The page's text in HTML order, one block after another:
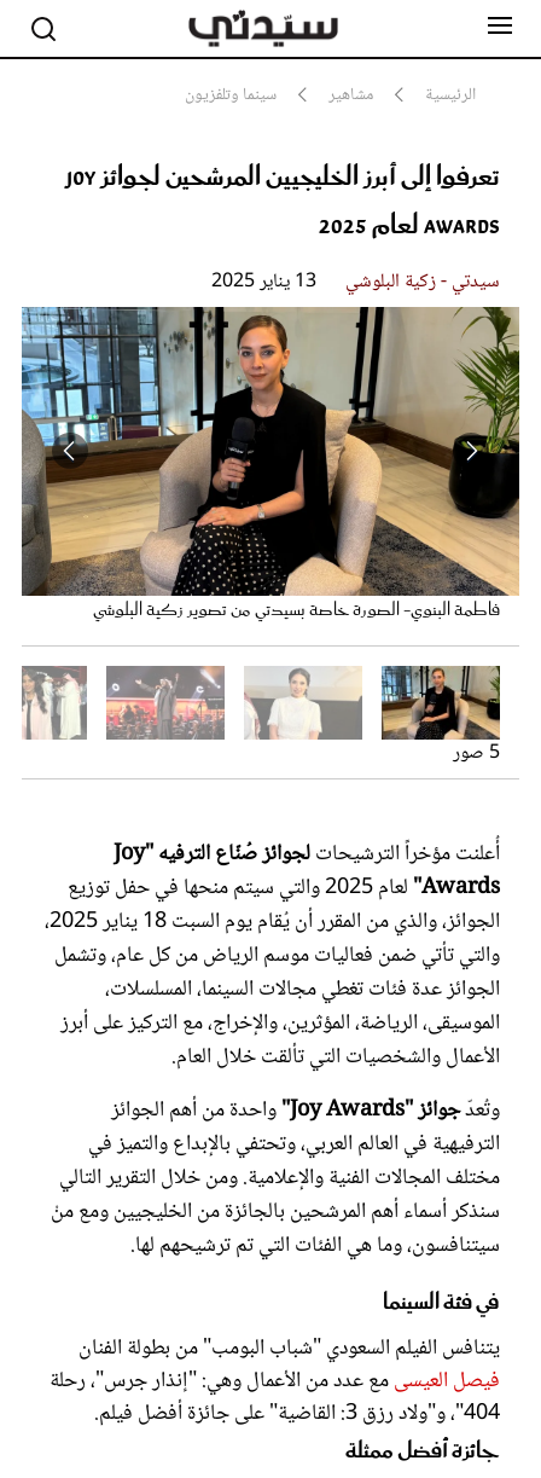
الرئيسية مشاهير سينما وتلفزيون
تعرفوا إلى أبرز الخليجيين المرشحين لجوائز Joy
Awards لعام 2025
سيدتي - زكية البلوشي 13 يناير 2025
فاطمة البنوي- الصورة خاصة بسيدتي من تصوير زكية البلوشي
إلهام علي- الصورة خاصة بسيدتي من تصوير زكية البلوشي
عايض- الصورة من المركز الاعلامي ل بنش مارك
العنود عبد الحكيم - الصورة خاصة بسيدتي من تصوير زكية البلوشي
رسيل العتيبي - الصورة خاصة بسيدتي من تصوير زكية البلوشي
5 صور
أُعلنت مؤخراً الترشيحات
لجوائز صُنّاع الترفيه "Joy
Awards"
لعام 2025 والتي سيتم منحها في حفل توزيع
الجوائز، والذي من المقرر أن يُقام يوم السبت 18 يناير 2025،
والتي تأتي ضمن فعاليات موسم الرياض من كل عام، وتشمل
الجوائز عدة فئات تغطي مجالات السينما، المسلسلات،
الموسيقى، الرياضة، المؤثرين، والإخراج، مع التركيز على أبرز
الأعمال والشخصيات التي تألقت خلال العام.
وتُعدّجوائز "Joy Awards"
واحدة من أهم الجوائز
الترفيهية في العالم العربي، وتحتفي بالإبداع والتميز في
مختلف المجالات الفنية والإعلامية. ومن خلال التقرير التالي
سنذكر أسماء أهم المرشحين بالجائزة من الخليجيين ومع منْ
سيتنافسون، وما هي الفئات التي تم ترشيحهم لها.
في فئة السينما
يتنافس الفيلم السعودي "شباب البومب" من بطولة الفنان
فيصل العيسىمع عدد من الأعمال وهي: "إنذار جرس"، رحلة
404"، و"ولاد رزق 3: القاضية" على جائزة أفضل فيلم.
جائزة أفضل ممثلة
مشاهير
جمال
سيدتي وطفلك
لايف ستايل
بلس+
فيديو
مطبخ سيدتي
مقالات الرأي
تقارير
عروس سيدتي
مجلة سيدتي
غلاف رفمي